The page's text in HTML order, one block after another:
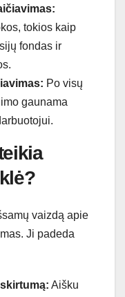
tokios kaip
fondas ir
Po visų
gaunama
vaizdą apie
Ji padeda
Aišku